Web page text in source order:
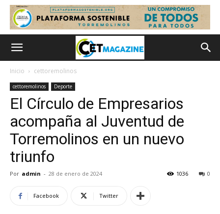
Inicio cettoremolinos
cettoremolinos Deporte
El Círculo de Empresarios
acompaña al Juventud de
Torremolinos en un nuevo
triunfo
Por admin - 28 de enero de 2024 0
1036
Facebook Twitter